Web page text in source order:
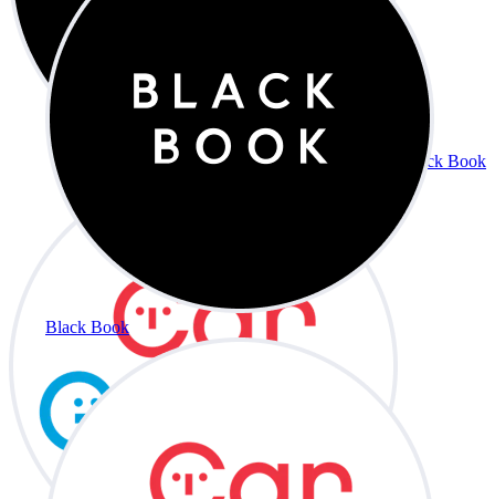
Black Book
Black Book